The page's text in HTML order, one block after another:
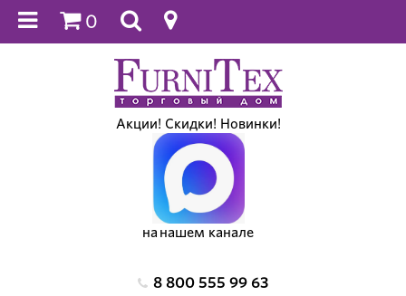
0
Акции! Скидки! Новинки!
на нашем канале
8 800 555 99 63